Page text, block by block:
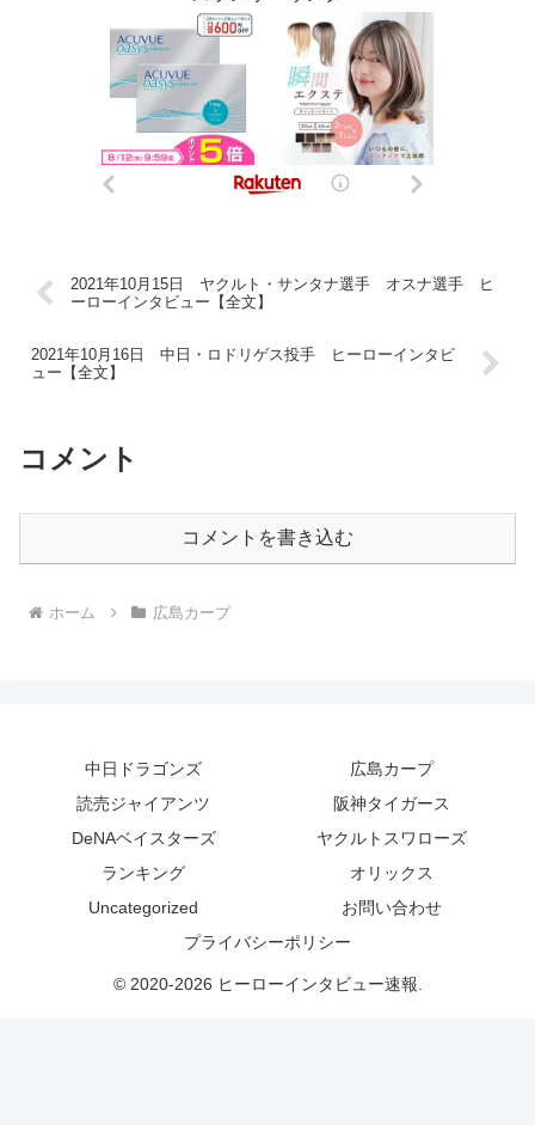
2021年10月15日 ヤクルト・サンタナ選手 オスナ選手 ヒ
ーローインタビュー【全文】
2021年10月16日 中日・ロドリゲス投手 ヒーローインタビ
ュー【全文】
コメント
コメントを書き込む
ホーム 広島カープ
中日ドラゴンズ
広島カープ
読売ジャイアンツ
阪神タイガース
DeNAベイスターズ
ヤクルトスワローズ
ランキング
オリックス
Uncategorized
お問い合わせ
プライバシーポリシー
© 2020-2026 ヒーローインタビュー速報.